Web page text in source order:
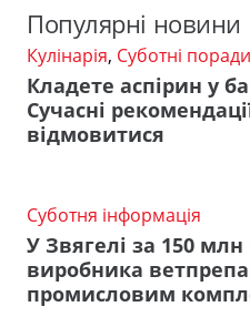
Популярні новини
Кулінарія, Суботні поради
Кладете аспірин у
Сучасні
відмовитися
Суботня інформація
У Звягелі за 150
виробника
промисловим